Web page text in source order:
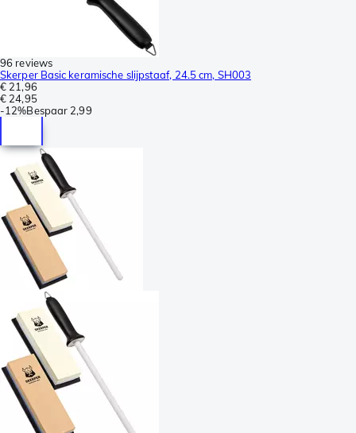
96 reviews
Skerper Basic keramische slijpstaaf, 24.5 cm, SH003
€ 21,96
€ 24,95
-12%Bespaar 2,99